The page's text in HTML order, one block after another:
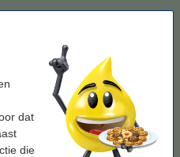
dat
die
Bestellen
zwart (123inkt